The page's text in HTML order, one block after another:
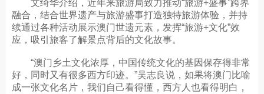
文绮华介绍，近年来旅游局致力推动“旅游+盛事”跨界
融合，结合世界遗产与旅游盛事打造独特旅游体验，并持
续通过各种活动展示澳门世遗元素，发挥“旅游+文化”效
应，吸引旅客了解景点背后的文化故事。
“澳门乡土文化浓厚，中国传统文化的基因保存得非常
好，同时又有很多西方印迹。”吴志良说，如果将澳门比喻
成一张文化名片，我们自己看得懂，西方人也看得明白，